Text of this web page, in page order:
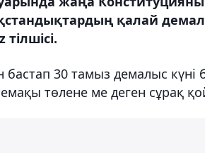
қалай
30 тамыз демалыс күні
төлене ме деген сұрақ